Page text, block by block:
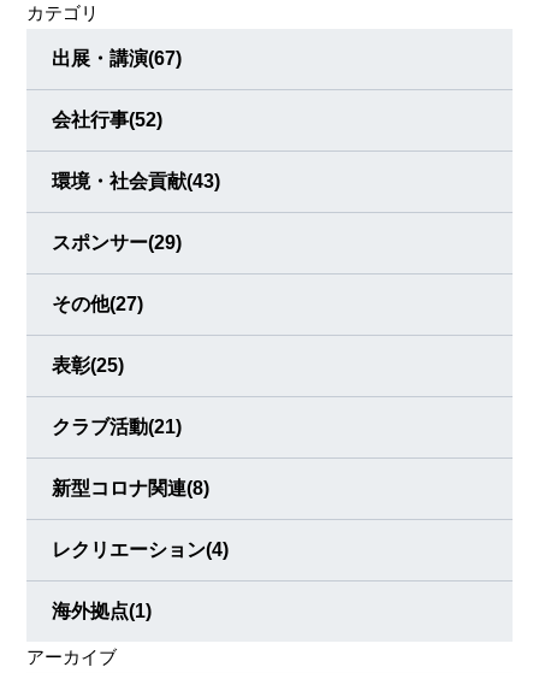
ん”から、フィールドではどの試合も全身全霊でプレーする
カテゴリ
出展・講演(67)
会社行事(52)
環境・社会貢献(43)
スポンサー(29)
その他(27)
表彰(25)
クラブ活動(21)
新型コロナ関連(8)
レクリエーション(4)
海外拠点(1)
アーカイブ